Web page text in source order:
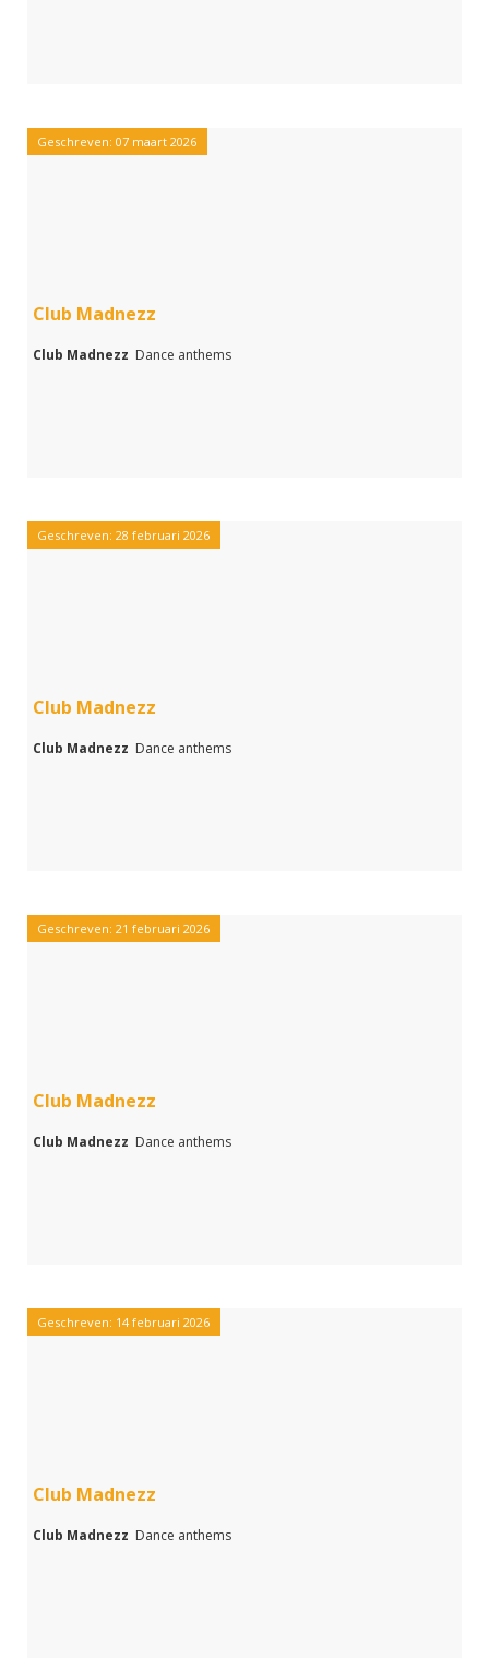
Geschreven: 07 maart 2026
Club Madnezz
Club Madnezz Dance anthems
Geschreven: 28 februari 2026
Club Madnezz
Club Madnezz Dance anthems
Geschreven: 21 februari 2026
Club Madnezz
Club Madnezz Dance anthems
Geschreven: 14 februari 2026
Club Madnezz
Club Madnezz Dance anthems